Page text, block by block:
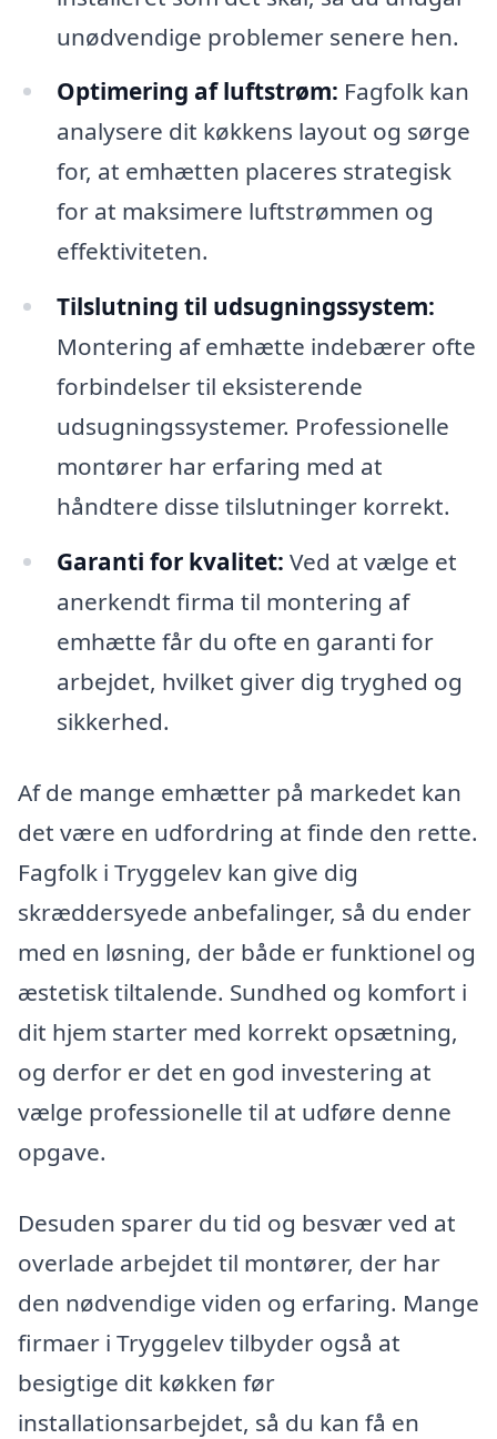
unødvendige problemer senere hen.
Optimering af luftstrøm: Fagfolk kan
analysere dit køkkens layout og sørge
for, at emhætten placeres strategisk
for at maksimere luftstrømmen og
effektiviteten.
Tilslutning til udsugningssystem:
Montering af emhætte indebærer ofte
forbindelser til eksisterende
udsugningssystemer. Professionelle
montører har erfaring med at
håndtere disse tilslutninger korrekt.
Garanti for kvalitet: Ved at vælge et
anerkendt firma til montering af
emhætte får du ofte en garanti for
arbejdet, hvilket giver dig tryghed og
sikkerhed.
Af de mange emhætter på markedet kan
det være en udfordring at finde den rette.
Fagfolk i Tryggelev kan give dig
skræddersyede anbefalinger, så du ender
med en løsning, der både er funktionel og
æstetisk tiltalende. Sundhed og komfort i
dit hjem starter med korrekt opsætning,
og derfor er det en god investering at
vælge professionelle til at udføre denne
opgave.
Desuden sparer du tid og besvær ved at
overlade arbejdet til montører, der har
den nødvendige viden og erfaring. Mange
firmaer i Tryggelev tilbyder også at
besigtige dit køkken før
installationsarbejdet, så du kan få en